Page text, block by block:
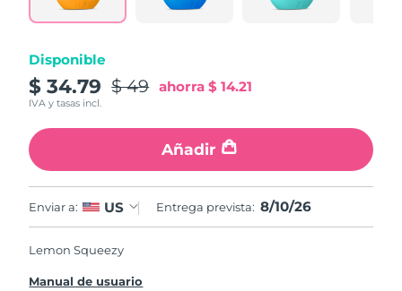
Disponible
$ 34.79 $ 49 ahorra$ 14.21
IVA y tasas incl.
Añadir
Enviar a: US Entrega prevista: 8/10/26
Lemon Squeezy
Manual de usuario